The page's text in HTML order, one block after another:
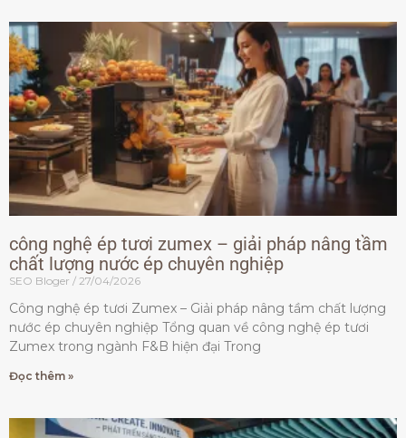
công nghệ ép tươi zumex – giải pháp nâng tầm
chất lượng nước ép chuyên nghiệp
SEO Bloger 27/04/2026
Công nghệ ép tươi Zumex – Giải pháp nâng tầm chất lượng
nước ép chuyên nghiệp Tổng quan về công nghệ ép tươi
Zumex trong ngành F&B hiện đại Trong
Đọc thêm »